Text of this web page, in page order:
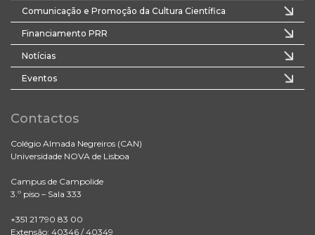
Comunicação e Promoção da Cultura Científica
Financiamento PRR
Notícias
Eventos
Contactos
Colégio Almada Negreiros (CAN)
Universidade NOVA de Lisboa
Campus de Campolide
3.º piso – Sala 333
+351 21 790 83 00
Extensão: 40346 / 40349